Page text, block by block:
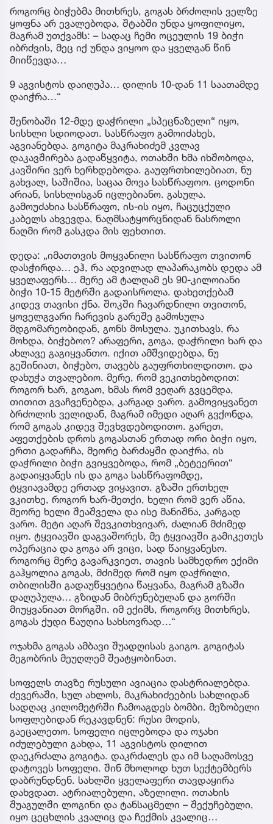
როგორც ბიჭებმა მითხრეს, გოგას ბრძოლის ველზე
ყოფნა არ ევალებოდა, შტაბში უნდა ყოფილიყო,
მაგრამ უთქვამს: – სადაც ჩემი ოცეულის 19 ბიჭი
იბრძვის, მეც იქ უნდა ვიყოო და ყველგან წინ
მიიწევდა…
9 აგვისტოს დაიღუპა… დილის 10-დან 11 საათამდე
დაიჭრა…“
შენობაში 12-მდე დაჭრილი „სპეცნაზელი“ იყო,
სისხლი სდიოდათ. სასწრაფო გამოიძახეს,
აგვიანებდა. გოგიტა მაკრახიძემ კვლავ
დაკავშირება გადაწყვიტა, ოთახში ხმა იხშობოდა,
კავშირი ვერ ხერხდებოდა. გაუფრთხილებიათ, ნუ
გახვალ, საშიშია, საცაა მოვა სასწრაფოო. ცოდონი
არიან, სისხლისგან იცლებიანო. გასულა.
გამოუძახია სასწრაფო, ის-ის იყო, ჩაცუცქული
კაბელს ახვევდა, ნაღმსატყორცნიდან ნასროლი
ნაღმი რომ გასკდა მის ფეხთით.
დედა: „იმათთვის მოყვანილი სასწრაფო თვითონ
დასჭირდა… ეჰ, რა ადვილად ლაპარაკობს დედა ამ
ყველაფერს… მერე ამ ტალღამ ეს 90-კილოიანი
ბიჭი 10-15 მეტრში გადაისროლა. დახეთქებამ
კიდევ თავისი ქნა. შოკში ჩავარდნილი თვითონ,
ყოველგვარი ჩარევის გარეშე გამოსულა
მდგომარეობიდან, გონს მოსულა. უკითხავს, რა
მოხდა, ბიჭებოო? არაფერი, გოგა, დაჭრილი ხარ და
ახლავე გაგიყვანთო. იქით ამშვიდებდა, ნუ
გეშინიათ, ბიჭებო, თავებს გაუფრთხილდითო. და
დახუჭა თვალებიო. მერე, რომ ვეკითხებოდით:
როგორ ხარ, გოგაო, ხმას რომ ვეღარ გვცემდა,
თითით გვაჩვენებდა, კარგად ვარო. გამოვიყვანეთ
ბრძოლის ველიდან, მაგრამ იმედი აღარ გვქონდა,
რომ გოგას კიდევ შევხვდებოდითო. გარეთ,
აფეთქების დროს გოგასთან ერთად ორი ბიჭი იყო,
ერთი გადარჩა, მეორე ბარძაყში დაიჭრა, ის
დაჭრილი ბიჭი გვიყვებოდა, რომ „ბეტეერით“
გადაიყვანეს ის და გოგა სასწრაფომდე,
ტყვიავამდე ერთად ვიყავით. გზაში ერთხელ
ვკითხე, როგორ ხარ-მეთქი, ხელი რომ ვერ აწია,
მეორე ხელი შეაშველა და ისე მანიშნა, კარგად
ვარო. მეტი აღარ შევკითხვივარ, ძალიან მძიმედ
იყო. ტყვიავში დაგვაშორეს, მე ტყვიავში გამიკეთეს
ოპერაცია და გოგა არ ვიცი, სად წაიყვანესო.
როგორც მერე გავარკვიეთ, თავის სამხედრო ექიმი
გაჰყოლია გოგას, მძიმედ რომ იყო დაჭრილი,
თბილისში გადაუწყვეტია წაყვანა, მაგრამ გზაში
დაღუპულა… გზიდან მიბრუნებულან და გორში
მიუყვანიათ მორგში. იმ ექიმს, როგორც მითხრეს,
გოგას ქუდი წაუღია სახსოვრად…“
ოჯახმა გოგას ამბავი შუადღისას გაიგო. გოგიტას
მეგობრის მეუღლემ შეატყობინათ.
სოფელს თავზე რუსული ავიაცია დასტრიალებდა.
ძევერაში, სულ ახლოს, მაკრახიძეების სახლიდან
სადღაც კილომეტრში ჩამოაგდეს ბომბი. მეზობელი
სოფლებიდან რეკავდნენ: რუსი მოდის,
გაეცალეთო. სოფელი იცლებოდა და ოჯახი
იძულებული გახდა, 11 აგვისტოს დილით
დაეკრძალა გოგიტა. დაკრძალეს და იმ საღამოსვე
დატოვეს სოფელი. შინ მხოლოდ ხუთ სექტემბერს
დაბრუნდნენ. სახლში ყველაფერი თავდაყირა
დახვდათ. ატრიალებული, აზელილი. ოთახის
შუაგულში ლოგინი და ტანსაცმელი – შექუჩებული,
იყო ცეცხლის კვალიც და ჩექმის კვალიც…